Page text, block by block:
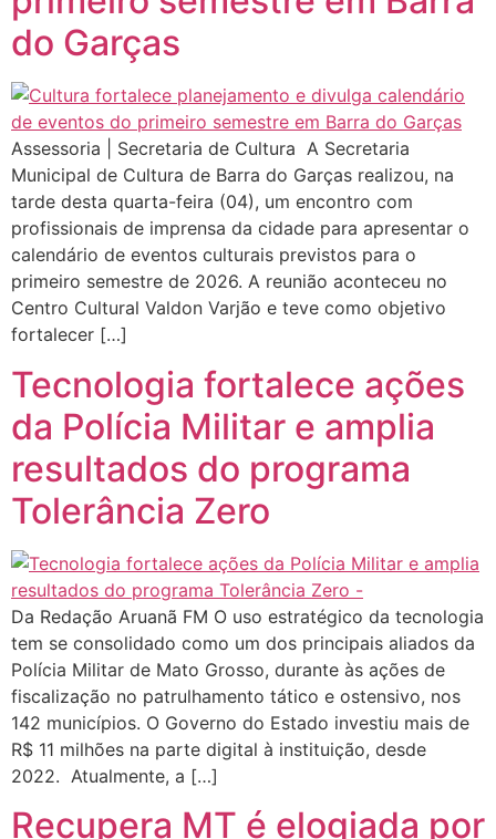
do Garças
Assessoria | Secretaria de Cultura A Secretaria
Municipal de Cultura de Barra do Garças realizou, na
tarde desta quarta-feira (04), um encontro com
profissionais de imprensa da cidade para apresentar o
calendário de eventos culturais previstos para o
primeiro semestre de 2026. A reunião aconteceu no
Centro Cultural Valdon Varjão e teve como objetivo
fortalecer […]
Tecnologia fortalece ações
da Polícia Militar e amplia
resultados do programa
Tolerância Zero
Da Redação Aruanã FM O uso estratégico da tecnologia
tem se consolidado como um dos principais aliados da
Polícia Militar de Mato Grosso, durante às ações de
fiscalização no patrulhamento tático e ostensivo, nos
142 municípios. O Governo do Estado investiu mais de
R$ 11 milhões na parte digital à instituição, desde
2022. Atualmente, a […]
Recupera MT é elogiada por